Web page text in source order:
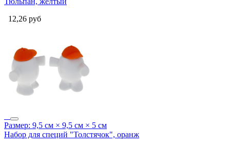
12,26 руб
Размер: 9,5 см × 9,5 см × 5 см
Набор для специй "Толстячок", оранж